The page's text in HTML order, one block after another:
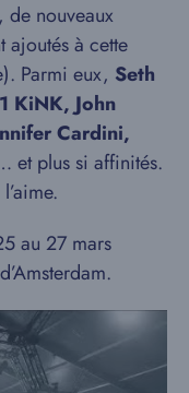
de nouveaux
ajoutés à cette
Parmi eux, Seth
KiNK,John
Cardini,
et plus si affinités.
au 27 mars